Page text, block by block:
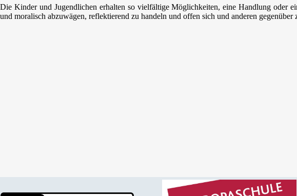
Die Kinder und Jugendlichen erhalten so vielfältige Möglichkeiten, eine Handlung oder
und moralisch abzuwägen, reflektierend zu handeln und offen sich und anderen